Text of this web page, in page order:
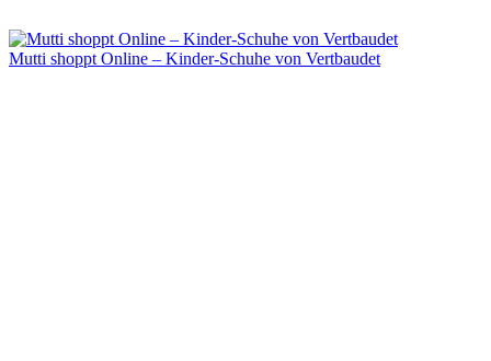
Mutti shoppt Online – Kinder-Schuhe von Vertbaudet